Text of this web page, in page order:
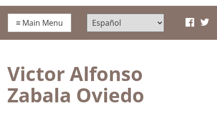
≡ Main Menu
Victor Alfonso
Zabala Oviedo